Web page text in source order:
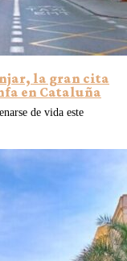
la gran cita
en Cataluña
de vida este